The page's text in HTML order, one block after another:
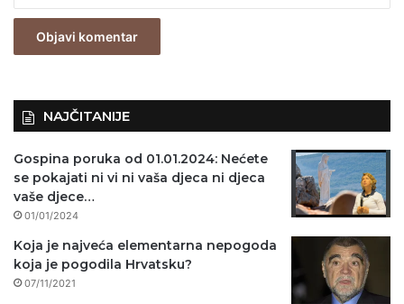
z
NAJČITANIJE
Gospina poruka od 01.01.2024: Nećete
se pokajati ni vi ni vaša djeca ni djeca
vaše djece…
01/01/2024
Koja je najveća elementarna nepogoda
koja je pogodila Hrvatsku?
07/11/2021